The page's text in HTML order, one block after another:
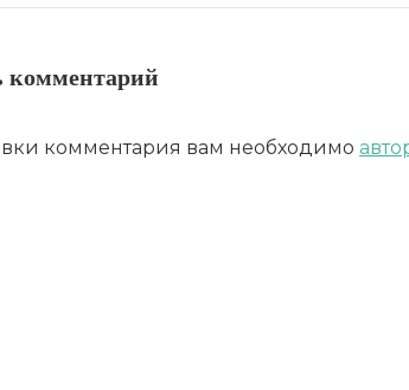
комментарий
комментария вам необходимо